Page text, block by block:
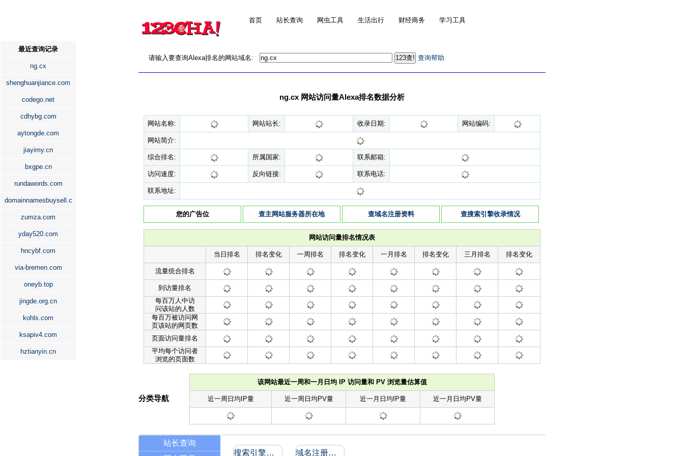
首页 站长查询 网虫工具 生活出行 财经商务 学习工具
最近查询记录
ng.cx
shenghuanjiance.com
codego.net
cdhybg.com
aytongde.com
jiayimy.cn
bxgpe.cn
rundawords.com
domainnamesbuysell.c
zumza.com
yday520.com
hncybf.com
via-bremen.com
oneyb.top
jingde.org.cn
kohls.com
ksapiv4.com
hztianyin.cn
请输入要查询Alexa排名的网站域名: 查询帮助
ng.cx 网站访问量Alexa排名数据分析
网站名称: 网站站长: 收录日期: 网站编码:
网站简介:
综合排名: 所属国家: 联系邮箱:
访问速度: 反向链接: 联系电话:
联系地址:
您的广告位 查主网站服务器所在地 查域名注册资料 查搜索引擎收录情况
网站访问量排名情况表
当日排名 排名变化 一周排名 排名变化 一月排名 排名变化 三月排名 排名变化
流量统合排名
到访量排名
每百万人中访
问该站的人数
每百万被访问网
页该站的网页数
页面访问量排名
平均每个访问者
浏览的页面数
该网站最近一周和一月日均 IP 访问量和 PV 浏览量估算值
近一周日均IP量 近一周日均PV量 近一月日均IP量 近一月日均PV量
分类导航
站长查询
搜索引擎收录和反向链接 域名注册信息